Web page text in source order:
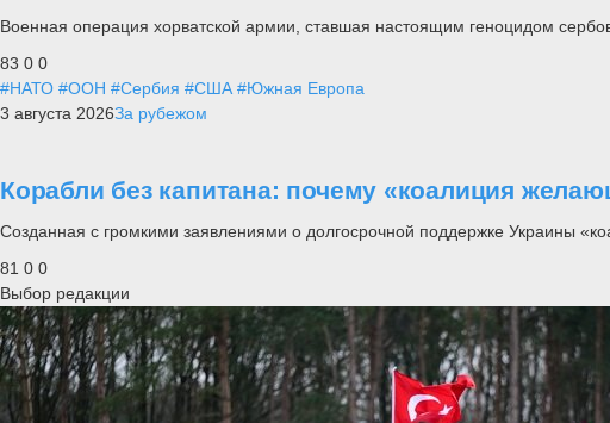
Военная операция хорватской армии, ставшая настоящим геноцидом
83 0 0
#НАТО #ООН #Сербия #США #Южная Европа
3 августа 2026За рубежом
Корабли без капитана: почему «коалиция
Созданная с громкими заявлениями о долгосрочной поддержке Украины
81 0 0
Выбор редакции